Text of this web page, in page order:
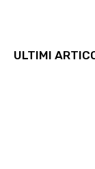
ULTIMI